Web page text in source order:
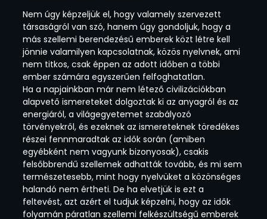
Nem úgy képzeljük el, hogy valamely szervezett
társaságról van szó, hanem úgy gondoljuk, hogy a
más szellemi berendezésű emberek közt létre kell
jönnie valamilyen kapcsolatnak, közös nyelvnek, ami
nem titkos, csak éppen az adott időben a többi
ember számára egyszerűen felfoghatatlan.
Ha a napjainkban már nem létező civilizációkban
alapvető ismereteket dolgoztak ki az anyagról és az
energiáról, a világegyetemet szabályozó
törvényekről, és ezeknek az ismereteknek töredékes
részei fennmaradtak az idők során (amiben
egyébként nem vagyunk bizonyosak), csakis
felsőbbrendű szellemek adhatták tovább, és mi sem
természetesebb, mint hogy nyelvüket a közönséges
halandó nem értheti. De ha elvetjük is ezt a
feltevést, azt azért el tudjuk képzelni, hogy az idők
folyamán páratlan szellemi felkészültségű emberek